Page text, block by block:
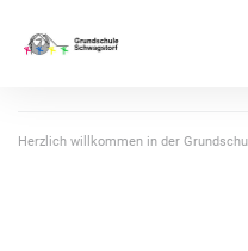
Herzlich willkommen in der